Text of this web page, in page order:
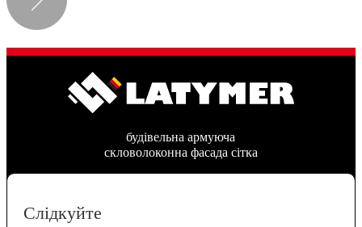
будівельна армуюча
скловолоконна фасада сітка
Слідкуйте